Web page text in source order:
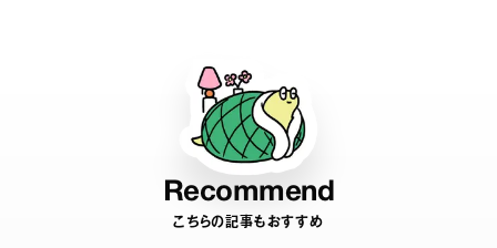
Recommend
こちらの記事もおすすめ